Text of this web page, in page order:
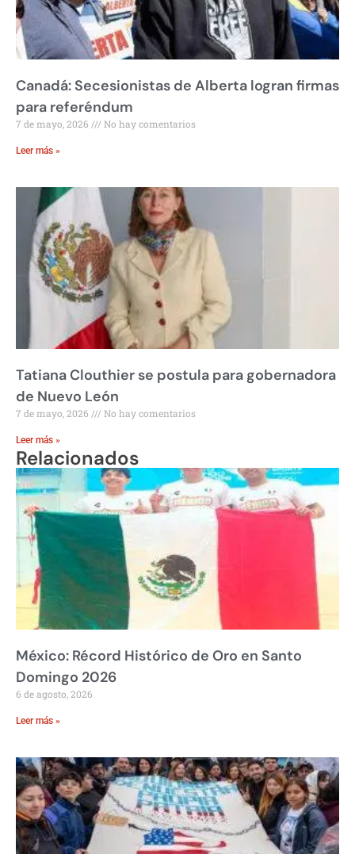
Canadá: Secesionistas de Alberta logran firmas
para referéndum
7 de mayo, 2026 No hay comentarios
Leer más »
Tatiana Clouthier se postula para gobernadora
de Nuevo León
7 de mayo, 2026 No hay comentarios
Leer más »
Relacionados
México: Récord Histórico de Oro en Santo
Domingo 2026
6 de agosto, 2026
Leer más »